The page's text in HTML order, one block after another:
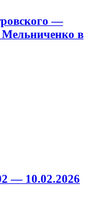
—
в
— 10.02.2026